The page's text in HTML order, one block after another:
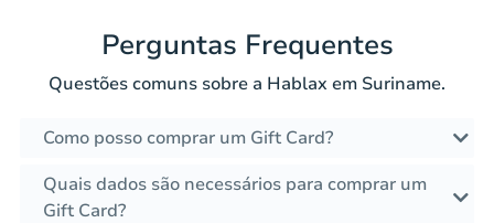
Perguntas Frequentes
Questões comuns sobre a Hablax em Suriname.
Como posso comprar um Gift Card?
Quais dados são necessários para comprar um
Gift Card?